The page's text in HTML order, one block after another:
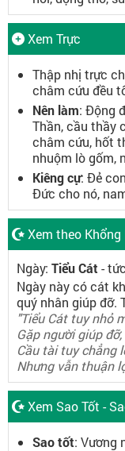
Xem Trực
Thập nhị trực
châm cứu đều
Nên làm: Động
Thần, cầu thầy
châm cứu, hốt
nhuộm lò gốm,
Kiêng cự: Đẻ
Đức cho nó,
Xem theo
Ngày: Tiểu Cát -
Ngày này có cát
quý nhân giúp đỡ.
"Tiểu Cát tuy nhỏ
Gặp người giúp
Cầu tài tuy chẳng
Nhưng vẫn thuận
Xem Sao Tốt -
Sao tốt: Vương